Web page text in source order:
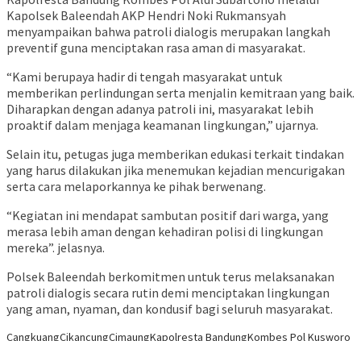
Kapolsek Baleendah AKP Hendri Noki Rukmansyah
menyampaikan bahwa patroli dialogis merupakan langkah
preventif guna menciptakan rasa aman di masyarakat.
“Kami berupaya hadir di tengah masyarakat untuk
memberikan perlindungan serta menjalin kemitraan yang baik.
Diharapkan dengan adanya patroli ini, masyarakat lebih
proaktif dalam menjaga keamanan lingkungan,” ujarnya.
Selain itu, petugas juga memberikan edukasi terkait tindakan
yang harus dilakukan jika menemukan kejadian mencurigakan
serta cara melaporkannya ke pihak berwenang.
“Kegiatan ini mendapat sambutan positif dari warga, yang
merasa lebih aman dengan kehadiran polisi di lingkungan
mereka”. jelasnya.
Polsek Baleendah berkomitmen untuk terus melaksanakan
patroli dialogis secara rutin demi menciptakan lingkungan
yang aman, nyaman, dan kondusif bagi seluruh masyarakat.
CangkuangCikancungCimaungKapolresta BandungKombes Pol Kusworo